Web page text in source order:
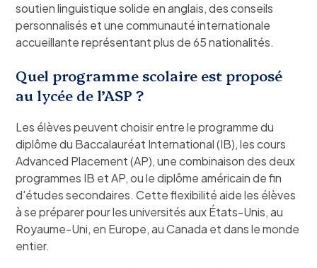
soutien linguistique solide en anglais, des conseils
personnalisés et une communauté internationale
accueillante représentant plus de 65 nationalités.
Quel programme scolaire est proposé
au lycée de l’ASP ?
Les élèves peuvent choisir entre le programme du
diplôme du Baccalauréat International (IB), les cours
Advanced Placement (AP), une combinaison des deux
programmes IB et AP, ou le diplôme américain de fin
d'études secondaires. Cette flexibilité aide les élèves
à se préparer pour les universités aux États-Unis, au
Royaume-Uni, en Europe, au Canada et dans le monde
entier.